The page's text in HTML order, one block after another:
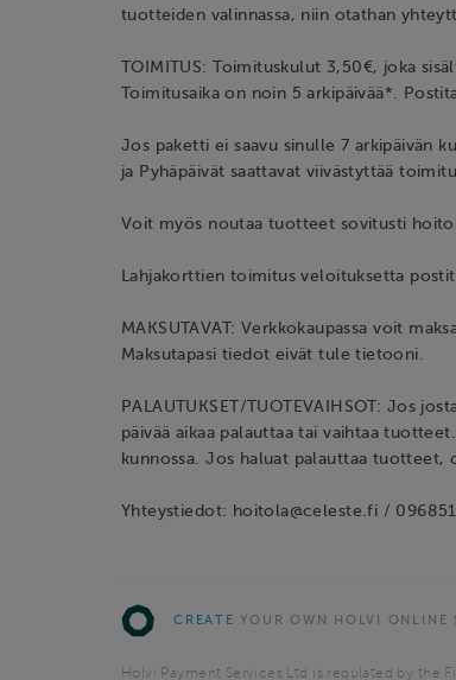
tuotteiden valinnassa, niin otathan
TOIMITUS: Toimituskulut 3,50€, joka
Toimitusaika on noin 5 arkipäivää*.
Jos paketti ei saavu sinulle 7 arkipäivän
ja Pyhäpäivät saattavat viivästyttää
Voit myös noutaa tuotteet sovitusti
Lahjakorttien toimitus veloituksetta
MAKSUTAVAT: Verkkokaupassa voit
Maksutapasi tiedot eivät tule tietooni.
PALAUTUKSET/TUOTEVAIHSOT: Jos
päivää aikaa palauttaa tai vaihtaa
kunnossa. Jos haluat palauttaa tuotteet,
Yhteystiedot: hoitola@celeste.fi /
CREATE YOUR OWN HOLVI ONLINE
Holvi Payment Services Ltd is regulated by the